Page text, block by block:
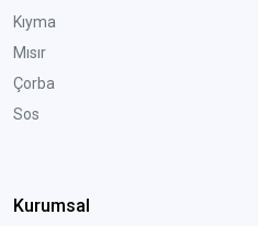
Kıyma
Mısır
Çorba
Sos
Kurumsal